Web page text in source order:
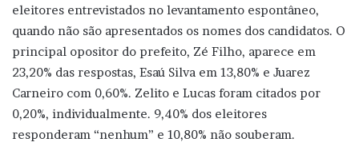
eleitores entrevistados no levantamento espontâneo,
quando não são apresentados os nomes dos candidatos. O
principal opositor do prefeito, Zé Filho, aparece em
23,20% das respostas, Esaú Silva em 13,80% e Juarez
Carneiro com 0,60%. Zelito e Lucas foram citados por
0,20%, individualmente. 9,40% dos eleitores
responderam “nenhum” e 10,80% não souberam.